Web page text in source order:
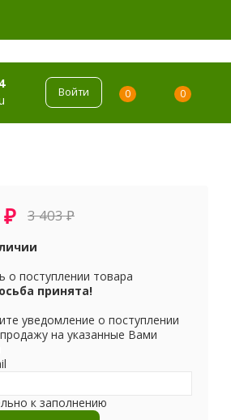
Войти 0 0
₽ 3 403₽
о поступлении товара
принята!
уведомление о поступлении
на указанные Вами
к заполнению